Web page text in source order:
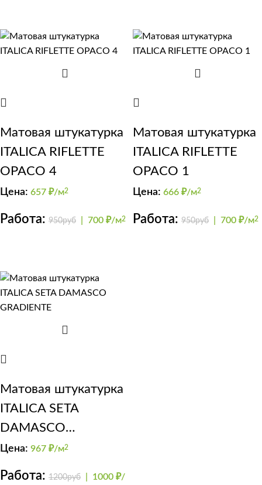
Матовая штукатурка
ITALICA RIFLETTE
OPACO 4
Цена: 657 ₽/м2
Работа: 950руб 700 ₽/м2
Матовая штукатурка
ITALICA RIFLETTE
OPACO 1
Цена: 666 ₽/м2
Работа: 950руб 700 ₽/м2
Матовая штукатурка
ITALICA SETA
DAMASCO
GRADIENTE
Цена: 967 ₽/м2
Работа: 1200руб 1000 ₽/